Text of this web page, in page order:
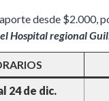
desde $2.000,
Hospital regional
24 de dic.